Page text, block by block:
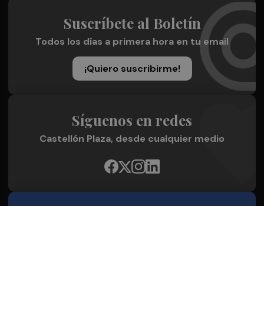
Suscríbete al Boletín
Todos los días a primera hora en tu email
¡Quiero suscribirme!
Síguenos en redes
Castellón Plaza, desde cualquier medio